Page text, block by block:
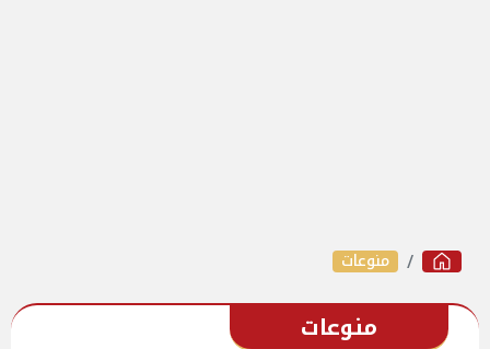
منوعات
منوعات